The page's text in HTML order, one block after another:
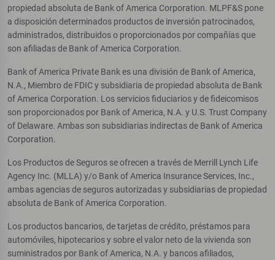
propiedad absoluta de Bank of America Corporation. MLPF&S pone
a disposición determinados productos de inversión patrocinados,
administrados, distribuidos o proporcionados por compañías que
son afiliadas de Bank of America Corporation.
Bank of America Private Bank es una división de Bank of America,
N.A., Miembro de FDIC y subsidiaria de propiedad absoluta de Bank
of America Corporation. Los servicios fiduciarios y de fideicomisos
son proporcionados por Bank of America, N.A. y U.S. Trust Company
of Delaware. Ambas son subsidiarias indirectas de Bank of America
Corporation.
Los Productos de Seguros se ofrecen a través de Merrill Lynch Life
Agency Inc. (MLLA) y/o Bank of America Insurance Services, Inc.,
ambas agencias de seguros autorizadas y subsidiarias de propiedad
absoluta de Bank of America Corporation.
Los productos bancarios, de tarjetas de crédito, préstamos para
automóviles, hipotecarios y sobre el valor neto de la vivienda son
suministrados por Bank of America, N.A. y bancos afiliados,